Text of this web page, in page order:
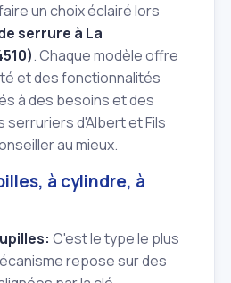
un choix éclairé lors
serrure à La
. Chaque modèle offre
et des fonctionnalités
à des besoins et des
serruriers d'Albert et Fils
au mieux.
à cylindre, à
C'est le type le plus
repose sur des